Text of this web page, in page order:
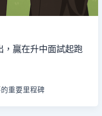
，贏在升中面試起跑
重要里程碑